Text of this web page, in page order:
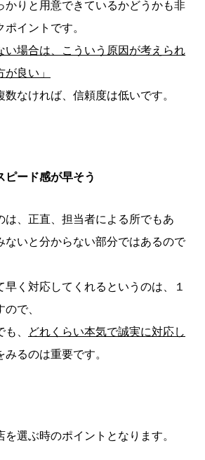
かりと用意できているかどうかも非
イントです。
い場合は、こういう原因が考えられ
良い」
なければ、信頼度は低いです。
ピード感が早そう
は、正直、担当者による所でもあ
ないと分からない部分ではあるので
早く対応してくれるというのは、１
で、
、
どれくらい本気で誠実に対応し
みるのは重要です。
を選ぶ時のポイントとなります。